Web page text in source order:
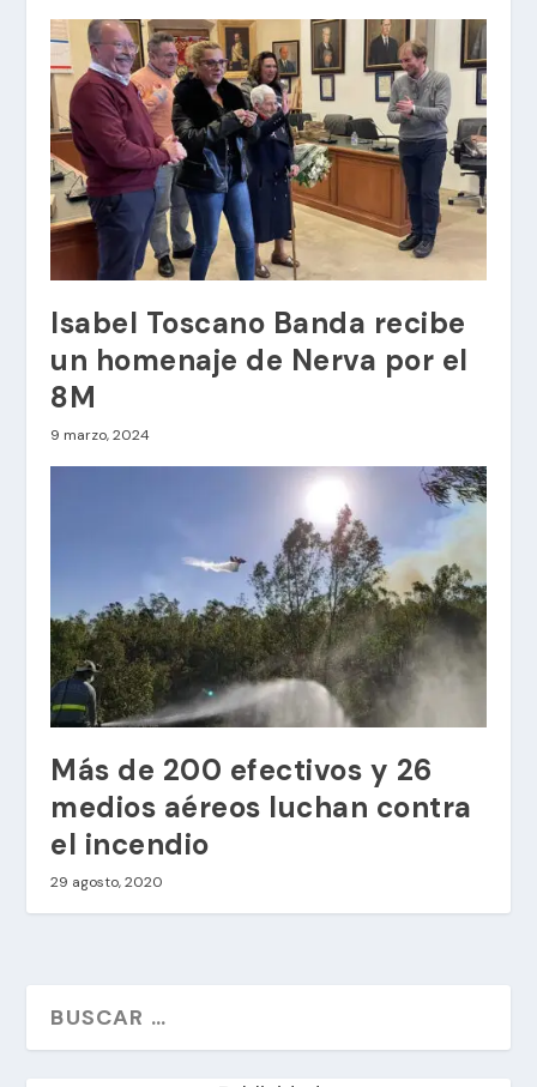
Isabel Toscano Banda recibe
un homenaje de Nerva por el
8M
9 marzo, 2024
Más de 200 efectivos y 26
medios aéreos luchan contra
el incendio
29 agosto, 2020